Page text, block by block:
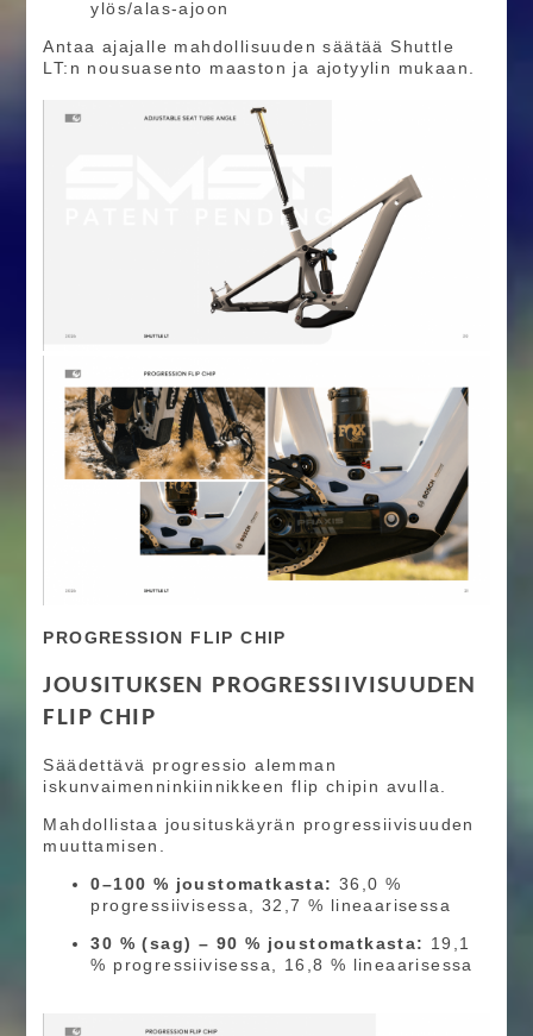
ylös/alas-ajoon
Antaa ajajalle mahdollisuuden säätää Shuttle
LT:n nousuasento maaston ja ajotyylin mukaan.
PROGRESSION FLIP CHIP
JOUSITUKSEN PROGRESSIIVISUUDEN
FLIP CHIP
Säädettävä progressio alemman
iskunvaimenninkiinnikkeen flip chipin avulla.
Mahdollistaa jousituskäyrän progressiivisuuden
muuttamisen.
0–100 % joustomatkasta: 36,0 %
progressiivisessa, 32,7 % lineaarisessa
30 % (sag) – 90 % joustomatkasta: 19,1
% progressiivisessa, 16,8 % lineaarisessa